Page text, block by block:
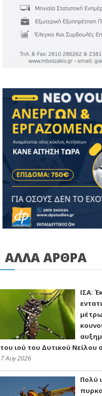
ΑΛΛΑ ΑΡΘΡΑ
ΙΣΑ:
του ιού του Δυτικού Νείλου
7 Αυγ 2026
Πολύ